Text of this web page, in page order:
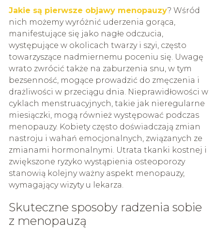
Jakie są pierwsze objawy menopauzy? Wśród
nich możemy wyróżnić uderzenia gorąca,
manifestujące się jako nagłe odczucia,
występujące w okolicach twarzy i szyi, często
towarzyszące nadmiernemu poceniu się. Uwagę
wrato zwrócić także na zaburzenia snu, w tym
bezsenność, mogące prowadzić do zmęczenia i
drażliwości w przeciągu dnia. Nieprawidłowości w
cyklach menstruacyjnych, takie jak nieregularne
miesiączki, mogą również występować podczas
menopauzy. Kobiety często doświadczają zmian
nastroju i wahań emocjonalnych, związanych ze
zmianami hormonalnymi. Utrata tkanki kostnej i
zwiększone ryzyko wystąpienia osteoporozy
stanowią kolejny ważny aspekt menopauzy,
wymagający wizyty u lekarza.
Skuteczne sposoby radzenia sobie
z menopauzą